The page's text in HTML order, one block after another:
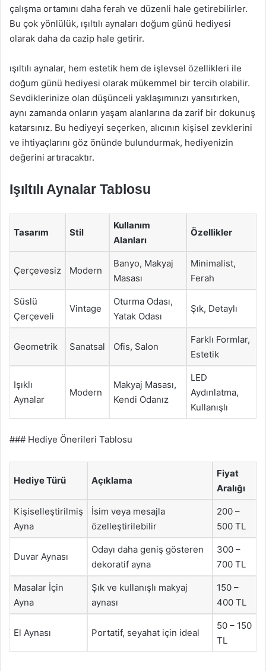
çalışma ortamını daha ferah ve düzenli hale getirebilirler.
Bu çok yönlülük, ışıltılı aynaları doğum günü hediyesi
olarak daha da cazip hale getirir.
ışıltılı aynalar, hem estetik hem de işlevsel özellikleri ile
doğum günü hediyesi olarak mükemmel bir tercih olabilir.
Sevdiklerinize olan düşünceli yaklaşımınızı yansıtırken,
aynı zamanda onların yaşam alanlarına da zarif bir dokunuş
katarsınız. Bu hediyeyi seçerken, alıcının kişisel zevklerini
ve ihtiyaçlarını göz önünde bulundurmak, hediyenizin
değerini artıracaktır.
Işıltılı Aynalar Tablosu
Tasarım Stil
Kullanım
Alanları
Özellikler
Çerçevesiz Modern
Banyo, Makyaj
Masası
Minimalist,
Ferah
Süslü
Çerçeveli
Vintage
Oturma Odası,
Yatak Odası
Şık, Detaylı
Geometrik Sanatsal Ofis, Salon
Farklı Formlar,
Estetik
Işıklı
Aynalar
Modern
Makyaj Masası,
Kendi Odanız
LED
Aydınlatma,
Kullanışlı
### Hediye Önerileri Tablosu
Hediye Türü Açıklama
Fiyat
Aralığı
Kişiselleştirilmiş
Ayna
İsim veya mesajla
özelleştirilebilir
200 –
500 TL
Duvar Aynası
Odayı daha geniş gösteren
dekoratif ayna
300 –
700 TL
Masalar İçin
Ayna
Şık ve kullanışlı makyaj
aynası
150 –
400 TL
El Aynası Portatif, seyahat için ideal
50 – 150
TL